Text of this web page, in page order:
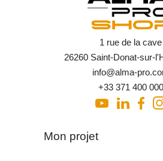
1 rue de la cave
26260 Saint-Donat-sur-
info@alma-
+33 371 400 000
Mon projet